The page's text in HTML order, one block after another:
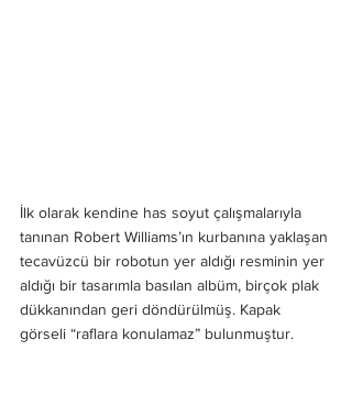
İlk olarak kendine has soyut çalışmalarıyla
tanınan Robert Williams’ın kurbanına yaklaşan
tecavüzcü bir robotun yer aldığı resminin yer
aldığı bir tasarımla basılan albüm, birçok plak
dükkanından geri döndürülmüş. Kapak
görseli “raflara konulamaz” bulunmuştur.